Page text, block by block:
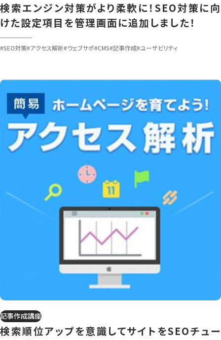
検索エンジン対策がより柔軟に！SEO対策に向
けた設定項目を管理画面に追加しました！
#SEO対策#アクセス解析#ウェブサポ#CMS#記事作成#ユーザビリティ
記事作成講座
検索順位アップを意識してサイトをSEOチュー